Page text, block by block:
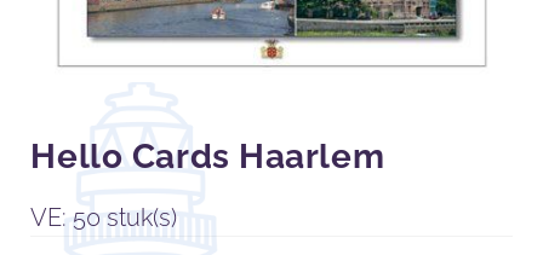
Hello Cards Haarlem
VE: 50 stuk(s)